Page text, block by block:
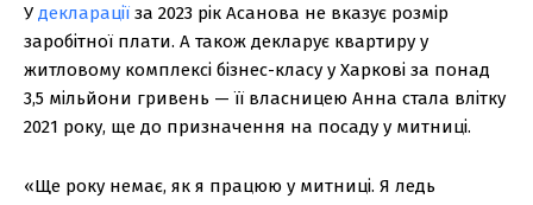
У декларації за 2023 рік Асанова не вказує розмір
заробітної плати. А також декларує квартиру у
житловому комплексі бізнес-класу у Харкові за понад
3,5 мільйони гривень — її власницею Анна стала влітку
2021 року, ще до призначення на посаду у митниці.
«Ще року немає, як я працюю у митниці. Я ледь